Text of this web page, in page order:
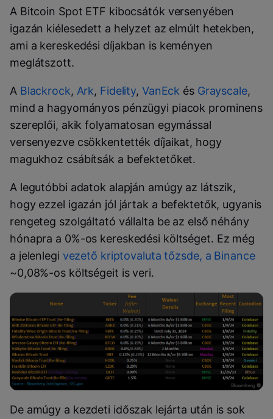
A Bitcoin Spot ETF kibocsátók versenyében
igazán kiélesedett a helyzet az elmúlt hetekben,
ami a kereskedési díjakban is keményen
meglátszott.
A Blackrock, Ark, Fidelity, VanEck és Grayscale,
mind a hagyományos pénzügyi piacok prominens
szereplői, akik folyamatosan egymással
versenyezve csökkentették díjaikat, hogy
magukhoz csábítsák a befektetőket.
A legutóbbi adatok alapján amúgy az látszik,
hogy ezzel igazán jól jártak a befektetők, ugyanis
rengeteg szolgáltató vállalta be az első néhány
hónapra a 0%-os kereskedési költséget. Ez még
a jelenlegi vezető kriptovaluta tőzsde, a Binance
~0,08%-os költségeit is veri.
De amúgy a kezdeti időszak lejárta után is sok